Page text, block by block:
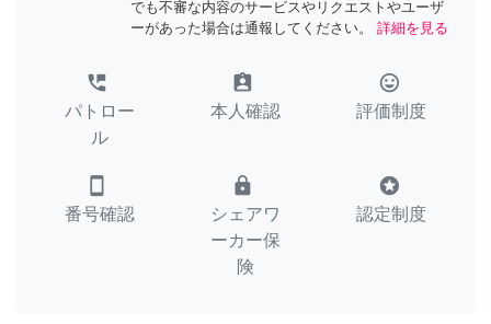
でも不審な内容のサービスやリクエストやユーザ
ーがあった場合は通報してください。
詳細を見る
perm_phone_msg
パトロー
ル
assignment_ind
本人確認
tag_faces
評価制度
smartphone
番号確認
lock
シェアワ
ーカー保
険
stars
認定制度